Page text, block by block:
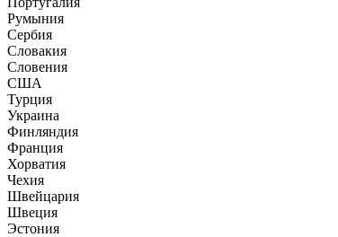
Румыния
Сербия
Словакия
Словения
США
Турция
Украина
Финляндия
Франция
Хорватия
Чехия
Швейцария
Швеция
Эстония